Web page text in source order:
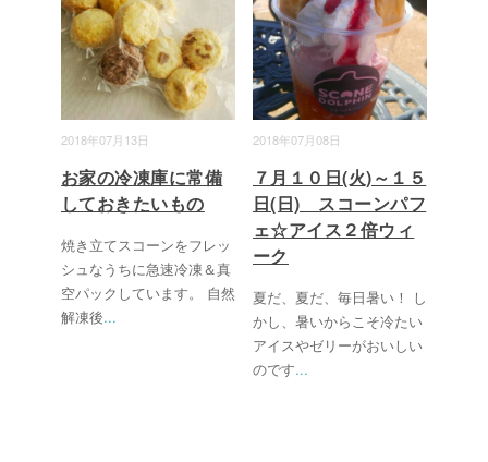
2018年07月13日
お家の冷凍庫に常備
しておきたいもの
焼き立てスコーンをフレッ
シュなうちに急速冷凍＆真
空パックしています。 自然
解凍後...
2018年07月08日
７月１０日(火)～１５
日(日) スコーンパフ
ェ☆アイス２倍ウィ
ーク
夏だ、夏だ、毎日暑い！ し
かし、暑いからこそ冷たい
アイスやゼリーがおいしい
のです...